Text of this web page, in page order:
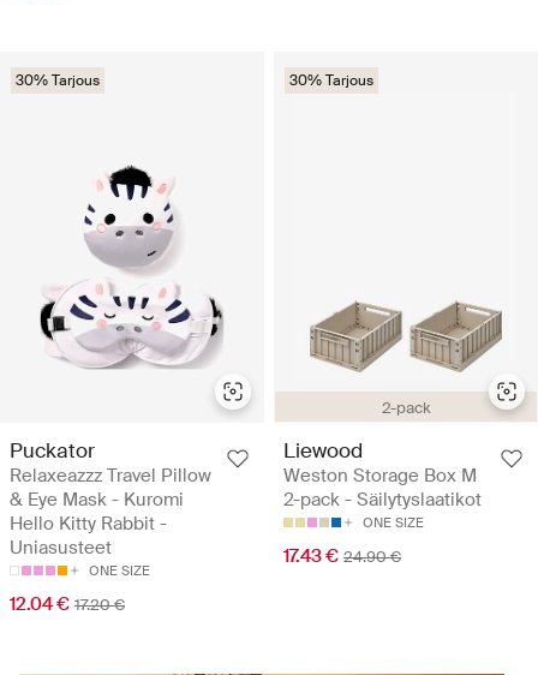
30% Tarjous
Puckator
Relaxeazzz Travel Pillow
& Eye Mask - Kuromi
Hello Kitty Rabbit -
Uniasusteet
ONE SIZE
12.04 € 17.20 €
2-pack
30% Tarjous
Liewood
Weston Storage Box M
2-pack - Säilytyslaatikot
ONE SIZE
17.43 € 24.90 €